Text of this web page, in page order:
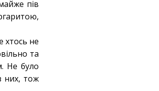
пів
хтось не
та
Не було
них, тож